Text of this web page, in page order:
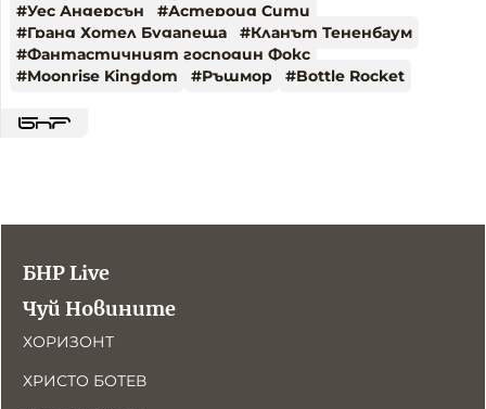
#Уес Андерсън #Астероид Сити
#Гранд Хотел Будапеща #Кланът Тененбаум
#Фантастичният господин Фокс
#Moonrise Kingdom #Ръшмор #Bottle Rocket
БНР Live
Чуй Новините
ХОРИЗОНТ
ХРИСТО БОТЕВ